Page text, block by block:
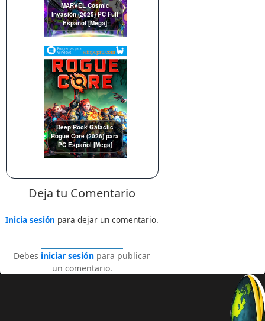
MARVEL Cosmic
Invasión (2025) PC Full
Español [Mega]
Deep Rock Galactic
Rogue Core (2026) para
PC Español [Mega]
Deja tu Comentario
Inicia sesión para dejar un comentario.
Debes iniciar sesión para publicar
un comentario.